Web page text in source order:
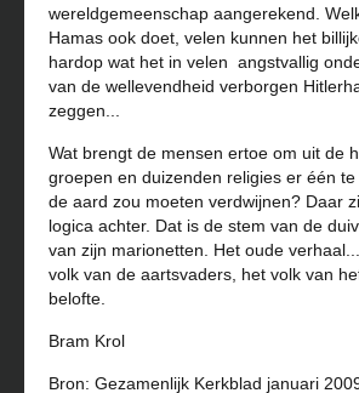
wereldgemeenschap aangerekend.
Hamas ook doet, velen kunnen het
hardop wat het in velen angstvallig
van de wellevendheid verborgen
zeggen...
Wat brengt de mensen ertoe om uit de
groepen en duizenden religies er één
de aard zou moeten verdwijnen? Daar
logica achter. Dat is de stem van de
van zijn marionetten. Het oude
volk van de aartsvaders, het volk van
belofte.
Bram Krol
Bron: Gezamenlijk Kerkblad januari